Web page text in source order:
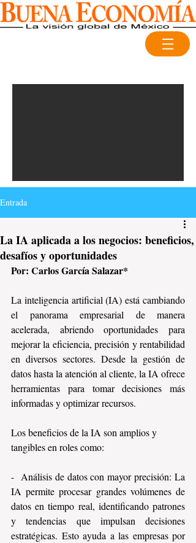
Entrada
La IA aplicada a los negocios: beneficios,
desafíos y oportunidades
Por: Carlos García Salazar*
La inteligencia artificial (IA) está cambiando
el panorama empresarial de manera
acelerada, abriendo oportunidades para
mejorar la eficiencia, precisión y rentabilidad
en diversos sectores. Desde la gestión de
datos hasta la atención al cliente, la IA ofrece
herramientas para tomar decisiones más
informadas y optimizar recursos.
Los beneficios de la IA son amplios y
tangibles en roles como:
-  Análisis de datos con mayor precisión: La
IA permite procesar grandes volúmenes de
datos en tiempo real, identificando patrones
y tendencias que impulsan decisiones
estratégicas. Esto ayuda a las empresas por